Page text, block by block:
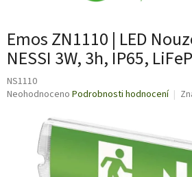
Emos ZN1110 | LED
NESSI 3W, 3h, IP65,
NS1110
Průměrné
produktu
Neohodnoceno Podrobnosti hodnocení